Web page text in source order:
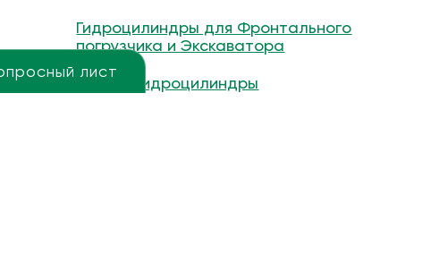
лист
Гидроцилиндры для Фронтального
погрузчика и Экскаватора
Другие гидроцилиндры